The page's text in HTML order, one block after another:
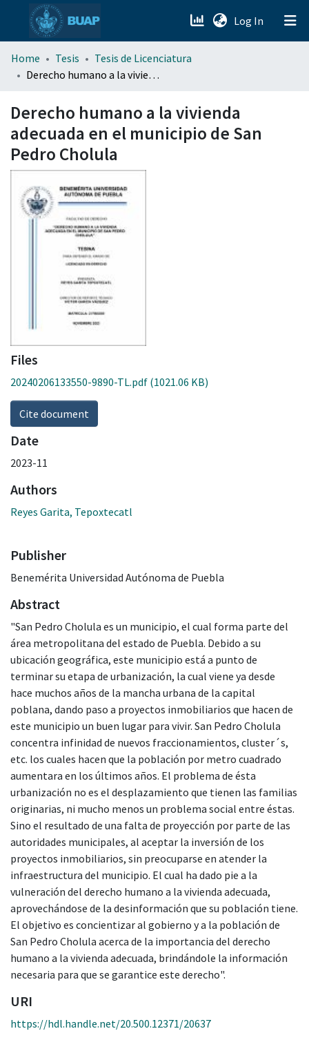
Log In (current)
menu.section.about_menu
Home Tesis
Tesis de Licenciatura
Derecho humano a la vivienda adecuada en el municipio de San Pedro Cholula
Derecho humano a la vivienda
adecuada en el municipio de San
Pedro Cholula
Files
20240206133550-9890-TL.pdf (1021.06 KB)
Cite document
Date
2023-11
Authors
Reyes Garita, Tepoxtecatl
Publisher
Benemérita Universidad Autónoma de Puebla
Abstract
"San Pedro Cholula es un municipio, el cual forma parte del
área metropolitana del estado de Puebla. Debido a su
ubicación geográfica, este municipio está a punto de
terminar su etapa de urbanización, la cual viene ya desde
hace muchos años de la mancha urbana de la capital
poblana, dando paso a proyectos inmobiliarios que hacen de
este municipio un buen lugar para vivir. San Pedro Cholula
concentra infinidad de nuevos fraccionamientos, cluster´s,
etc. los cuales hacen que la población por metro cuadrado
aumentara en los últimos años. El problema de ésta
urbanización no es el desplazamiento que tienen las familias
originarias, ni mucho menos un problema social entre éstas.
Sino el resultado de una falta de proyección por parte de las
autoridades municipales, al aceptar la inversión de los
proyectos inmobiliarios, sin preocuparse en atender la
infraestructura del municipio. El cual ha dado pie a la
vulneración del derecho humano a la vivienda adecuada,
aprovechándose de la desinformación que su población tiene.
El objetivo es concientizar al gobierno y a la población de
San Pedro Cholula acerca de la importancia del derecho
humano a la vivienda adecuada, brindándole la información
necesaria para que se garantice este derecho".
URI
https://hdl.handle.net/20.500.12371/20637